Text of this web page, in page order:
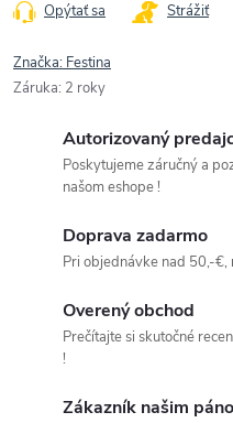
Opýtať sa Strážiť
Značka: Festina
Záruka: 2 roky
Autorizovaný
Poskytujeme záručný a
našom eshope !
Doprava zadarmo
Pri objednávke nad 50,-€,
Overený obchod
Prečítajte si skutočné
!
Zákazník našim